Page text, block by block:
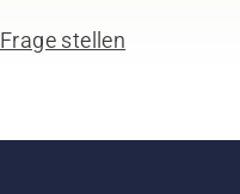
Frage stellen